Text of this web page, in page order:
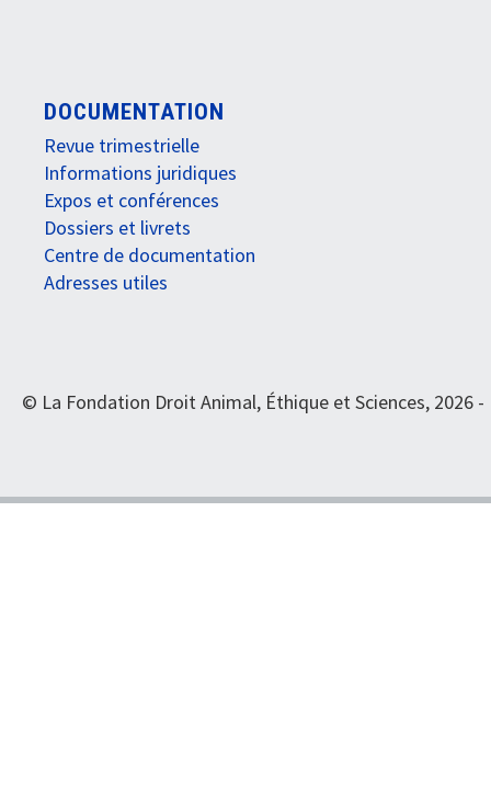
DOCUMENTATION
Revue trimestrielle
Informations juridiques
Expos et conférences
Dossiers et livrets
Centre de documentation
Adresses utiles
© La Fondation Droit Animal, Éthique et Sciences, 2026 -